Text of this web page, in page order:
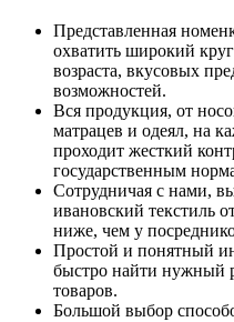
Представленная
охватить широкий
возраста, вкусовых
возможностей.
Вся продукция, от
матрацев и одеял, на
проходит жесткий
государственным
Сотрудничая с нами,
ивановский текстиль
ниже, чем у
Простой и понятный
быстро найти нужный
товаров.
Большой выбор